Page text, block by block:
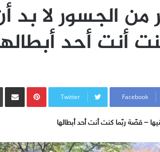
من الجسور لا بد
أنت أحد
Facebook
Twitter
Pinterest
– قصّة ربّما كنت أنت أحد أبطالها